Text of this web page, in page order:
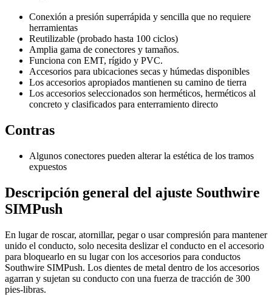
Conexión a presión superrápida y sencilla que no requiere
herramientas
Reutilizable (probado hasta 100 ciclos)
Amplia gama de conectores y tamaños.
Funciona con EMT, rígido y PVC.
Accesorios para ubicaciones secas y húmedas disponibles
Los accesorios apropiados mantienen su camino de tierra
Los accesorios seleccionados son herméticos, herméticos al
concreto y clasificados para enterramiento directo
Contras
Algunos conectores pueden alterar la estética de los tramos
expuestos
Descripción general del ajuste Southwire
SIMPush
En lugar de roscar, atornillar, pegar o usar compresión para mantener
unido el conducto, solo necesita deslizar el conducto en el accesorio
para bloquearlo en su lugar con los accesorios para conductos
Southwire SIMPush. Los dientes de metal dentro de los accesorios
agarran y sujetan su conducto con una fuerza de tracción de 300
pies-libras.